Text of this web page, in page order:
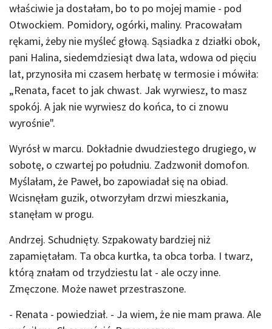
właściwie ja dostałam, bo to po mojej mamie - pod
Otwockiem. Pomidory, ogórki, maliny. Pracowałam
rękami, żeby nie myśleć głową. Sąsiadka z działki obok,
pani Halina, siedemdziesiąt dwa lata, wdowa od pięciu
lat, przynosiła mi czasem herbatę w termosie i mówiła:
„Renata, facet to jak chwast. Jak wyrwiesz, to masz
spokój. A jak nie wyrwiesz do końca, to ci znowu
wyrośnie".
Wyrósł w marcu. Dokładnie dwudziestego drugiego, w
sobotę, o czwartej po południu. Zadzwonił domofon.
Myślałam, że Paweł, bo zapowiadał się na obiad.
Wcisnęłam guzik, otworzyłam drzwi mieszkania,
stanęłam w progu.
Andrzej. Schudnięty. Szpakowaty bardziej niż
zapamiętałam. Ta obca kurtka, ta obca torba. I twarz,
którą znałam od trzydziestu lat - ale oczy inne.
Zmęczone. Może nawet przestraszone.
- Renata - powiedział. - Ja wiem, że nie mam prawa. Ale